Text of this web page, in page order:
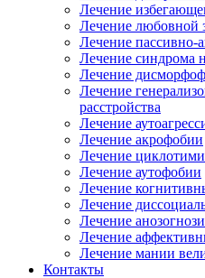
Лечение
Лечение любовной
Лечение пассивно-
Лечение синдрома
Лечение
Лечение
расстройства
Лечение
Лечение акрофобии
Лечение
Лечение аутофобии
Лечение
Лечение
Лечение
Лечение
Лечение мании
Контакты